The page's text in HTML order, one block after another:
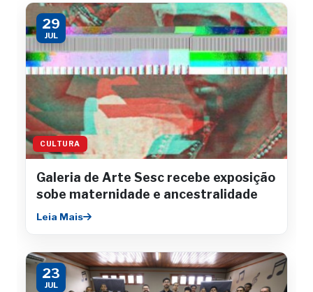
29
JUL
CULTURA
Galeria de Arte Sesc recebe exposição
sobe maternidade e ancestralidade
Leia Mais
23
JUL